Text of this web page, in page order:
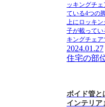
ッキングチ
ている4つの
上にロッキ
子が載ってい
キングチェア
2024.01.27
住宅の部
ボイド管と
インテリア